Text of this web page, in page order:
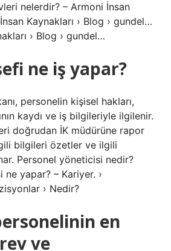
nelerdir? – Armoni İnsan
Kaynakları › Blog › gundel…
› Blog › gundel…
ne iş yapar?
personelin kişisel hakları,
kaydı ve iş bilgileriyle ilgilenir.
doğrudan İK müdürüne rapor
bilgileri özetler ve ilgili
Personel yöneticisi nedir?
yapar? – Kariyer. ›
› Nedir?
en
ve